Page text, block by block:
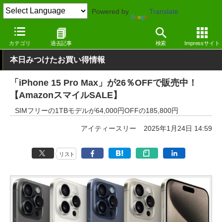
Powered by Translate
カテゴリ 過去記事 検索 Impressサイト
窓の杜 システム・ファイル その他
本日みつけたお買い得情報
「iPhone 15 Pro Max」が26％OFFで販売中！
【AmazonスマイルSALE】
SIMフリーの1TBモデルが64,000円OFFの185,800円
アイティースリー 2025年1月24日 14:59
リスト